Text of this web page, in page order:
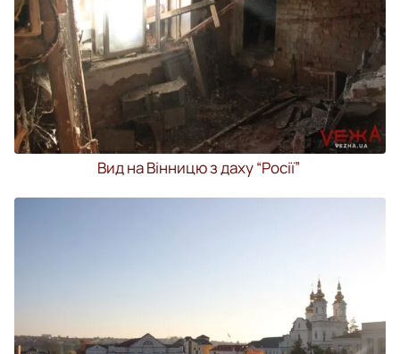
Вид на Вінницю з даху “Росії”